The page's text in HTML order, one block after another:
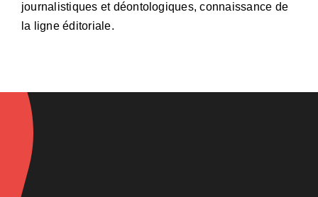
journalistiques et déontologiques, connaissance de
la ligne éditoriale.